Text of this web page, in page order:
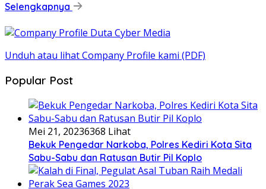
Selengkapnya
Unduh atau lihat Company Profile kami (PDF)
Popular Post
Mei 21, 20236368 Lihat
Bekuk Pengedar Narkoba, Polres Kediri Kota Sita
Sabu-Sabu dan Ratusan Butir Pil Koplo